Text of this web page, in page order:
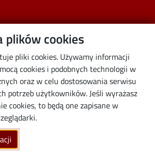
plików cookies
pliki cookies. Używamy informacji
cookies i podobnych technologii w
oraz w celu dostosowania serwisu
potrzeb użytkowników. Jeśli wyrażasz
cookies, to będą one zapisane w